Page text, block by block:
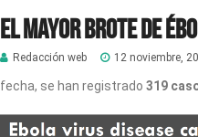
El mayor brote de
Redacción web 12 noviembre,
fecha, se han registrado 319